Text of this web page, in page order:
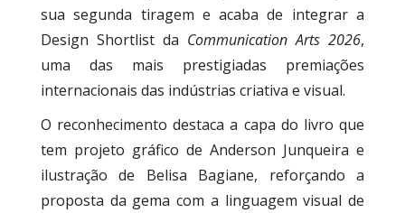
sua segunda tiragem e acaba de integrar a
Design Shortlist da Communication Arts 2026,
uma das mais prestigiadas premiações
internacionais das indústrias criativa e visual.
O reconhecimento destaca a capa do livro que
tem projeto gráfico de Anderson Junqueira e
ilustração de Belisa Bagiane, reforçando a
proposta da gema com a linguagem visual de